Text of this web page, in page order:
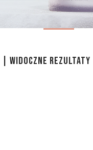
WIDOCZNE REZULTATY